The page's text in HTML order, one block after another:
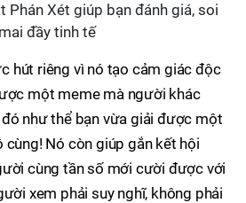
Phán Xét giúp bạn đánh giá, soi
đầy tinh tế
hút riêng vì nó tạo cảm giác độc
một meme mà người khác
như thể bạn vừa giải được một
cùng! Nó còn giúp gắn kết hội
cùng tần số mới cười được với
xem phải suy nghĩ, không phải